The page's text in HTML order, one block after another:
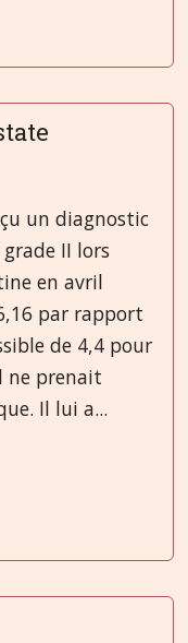
un diagnostic
II lors
en avril
par rapport
de 4,4 pour
ne prenait
Il lui a...